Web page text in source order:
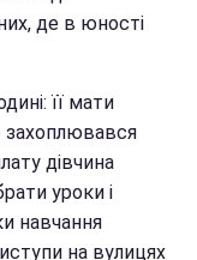
де в юності
її мати
захоплювався
дівчина
уроки і
навчання
на вулицях